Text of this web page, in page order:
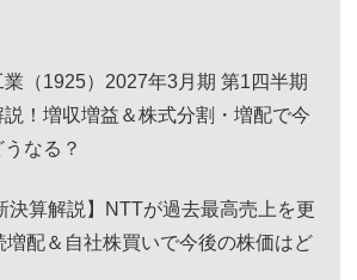
（1925）2027年3月期 第1四半期
！増収増益＆株式分割・増配で今
なる？
決算解説】NTTが過去最高売上を更
増配＆自社株買いで今後の株価はど